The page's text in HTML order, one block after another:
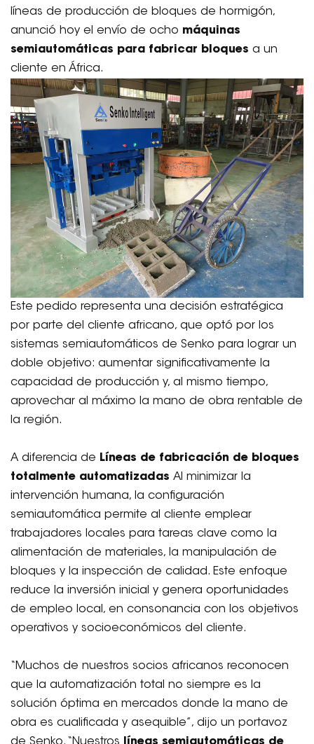
líneas de producción de bloques de hormigón,
anunció hoy el envío de ocho máquinas
semiautomáticas para fabricar bloques a un
cliente en África.
Este pedido representa una decisión estratégica
por parte del cliente africano, que optó por los
sistemas semiautomáticos de Senko para lograr un
doble objetivo: aumentar significativamente la
capacidad de producción y, al mismo tiempo,
aprovechar al máximo la mano de obra rentable de
la región.
A diferencia de Líneas de fabricación de bloques
totalmente automatizadas Al minimizar la
intervención humana, la configuración
semiautomática permite al cliente emplear
trabajadores locales para tareas clave como la
alimentación de materiales, la manipulación de
bloques y la inspección de calidad. Este enfoque
reduce la inversión inicial y genera oportunidades
de empleo local, en consonancia con los objetivos
operativos y socioeconómicos del cliente.
“Muchos de nuestros socios africanos reconocen
que la automatización total no siempre es la
solución óptima en mercados donde la mano de
obra es cualificada y asequible”, dijo un portavoz